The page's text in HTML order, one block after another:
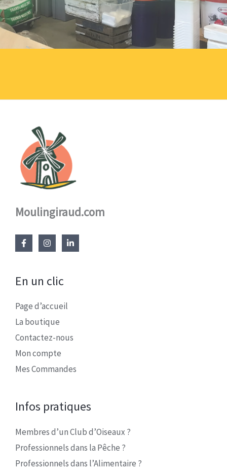
Moulingiraud.com
En un clic
Page d’accueil
La boutique
Contactez-nous
Mon compte
Mes Commandes
Infos pratiques
Membres d’un Club d’Oiseaux ?
Professionnels dans la Pêche ?
Professionnels dans l’Alimentaire ?